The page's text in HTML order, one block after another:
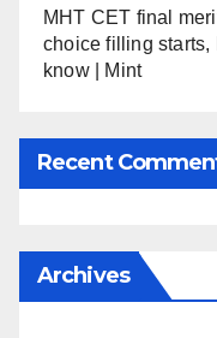
MHT CET final
choice filling starts,
know | Mint
Recent
Archives